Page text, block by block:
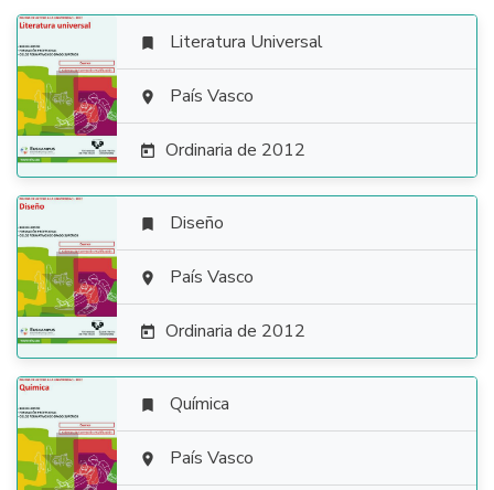

 Literatura Universal
 País Vasco
 Ordinaria de 2012

 Diseño
 País Vasco
 Ordinaria de 2012

 Química
 País Vasco